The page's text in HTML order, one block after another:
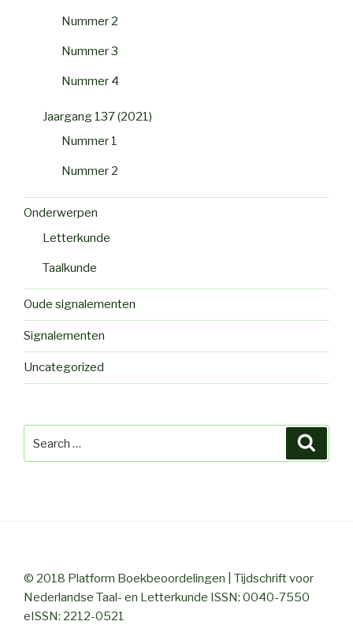
Nummer 2
Nummer 3
Nummer 4
Jaargang 137 (2021)
Nummer 1
Nummer 2
Onderwerpen
Letterkunde
Taalkunde
Oude signalementen
Signalementen
Uncategorized
© 2018 Platform Boekbeoordelingen | Tijdschrift voor
Nederlandse Taal- en Letterkunde ISSN: 0040-7550
eISSN: 2212-0521